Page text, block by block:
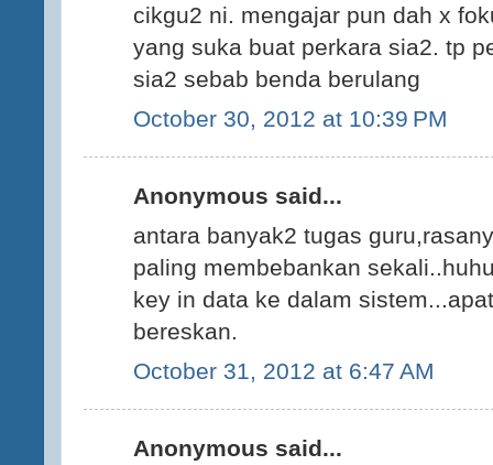
cikgu2 ni. mengajar pun dah x
yang suka buat perkara sia2. tp
sia2 sebab benda berulang
October 30, 2012 at 10:39 PM
Anonymous said...
antara banyak2 tugas
paling membebankan
key in data ke dalam
bereskan.
October 31, 2012 at 6:47 AM
Anonymous said...